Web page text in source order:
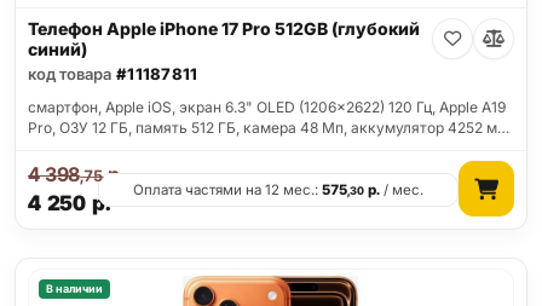
Телефон Apple iPhone 17 Pro 512GB (глубокий
синий)
код товара #11187811
смартфон, Apple iOS, экран 6.3" OLED (1206x2622) 120 Гц, Apple A19
Pro, ОЗУ 12 ГБ, память 512 ГБ, камера 48 Мп, аккумулятор 4252 м…
4 250 р.
4 398,75р.
Оплата частями на 12 мес.:575,30 р. / мес.
В наличии